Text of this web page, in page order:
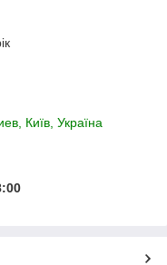
Київ, Україна